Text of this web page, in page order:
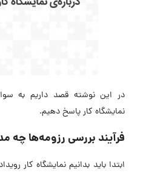
در این نوشته قصد داریم به
نمایشگاه کار پاسخ دهیم.
فرآیند بررسی رزومه‌ها
ابتدا باید بدانیم نمایشگاه کار